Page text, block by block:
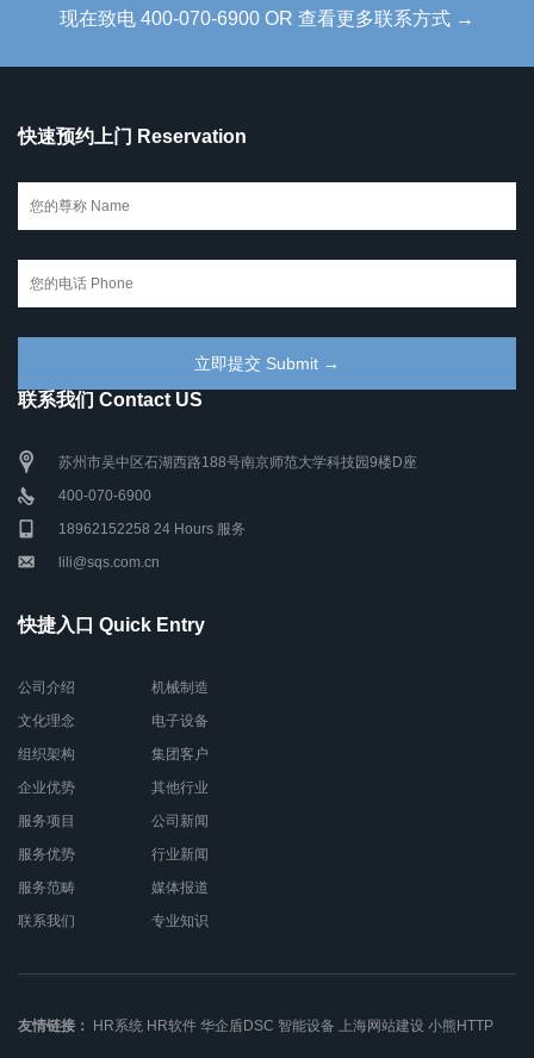
现在致电 400-070-6900 OR 查看更多联系方式 →
快速预约上门 Reservation
联系我们 Contact US
苏州市吴中区石湖西路188号南京师范大学科技园9楼D座
400-070-6900
18962152258 24 Hours 服务
lili@sqs.com.cn
快捷入口 Quick Entry
公司介绍
文化理念
组织架构
企业优势
服务项目
服务优势
服务范畴
联系我们
机械制造
电子设备
集团客户
其他行业
公司新闻
行业新闻
媒体报道
专业知识
友情链接： HR系统 HR软件 华企盾DSC 智能设备 上海网站建设 小熊HTTP